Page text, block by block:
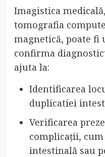
Imagistica
tomografia
magnetică, poate fi
confirma
ajuta la:
Identificarea
duplicatiei
Verificarea
complicații,
intestinală sau